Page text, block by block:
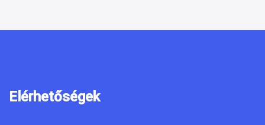
Elérhetőségek